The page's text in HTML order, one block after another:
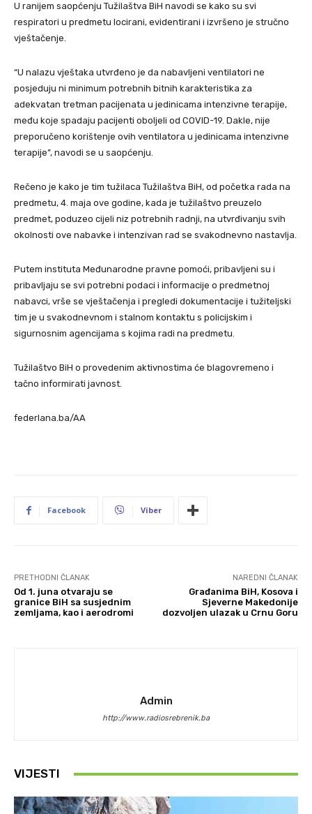
U ranijem saopćenju Tužilaštva BiH navodi se kako su svi
respiratori u predmetu locirani, evidentirani i izvršeno je stručno
vještačenje.
“U nalazu vještaka utvrđeno je da nabavljeni ventilatori ne
posjeduju ni minimum potrebnih bitnih karakteristika za
adekvatan tretman pacijenata u jedinicama intenzivne terapije,
među koje spadaju pacijenti oboljeli od COVID-19. Dakle, nije
preporučeno korištenje ovih ventilatora u jedinicama intenzivne
terapije”, navodi se u saopćenju.
Rečeno je kako je tim tužilaca Tužilaštva BiH, od početka rada na
predmetu, 4. maja ove godine, kada je tužilaštvo preuzelo
predmet, poduzeo cijeli niz potrebnih radnji, na utvrđivanju svih
okolnosti ove nabavke i intenzivan rad se svakodnevno nastavlja.
Putem instituta Međunarodne pravne pomoći, pribavljeni su i
pribavljaju se svi potrebni podaci i informacije o predmetnoj
nabavci, vrše se vještačenja i pregledi dokumentacije i tužiteljski
tim je u svakodnevnom i stalnom kontaktu s policijskim i
sigurnosnim agencijama s kojima radi na predmetu.
Tužilaštvo BiH o provedenim aktivnostima će blagovremeno i
tačno informirati javnost.
federlana.ba/AA
Facebook Viber
PRETHODNI ČLANAK
Od 1. juna otvaraju se
granice BiH sa susjednim
zemljama, kao i aerodromi
NAREDNI ČLANAK
Građanima BiH, Kosova i
Sjeverne Makedonije
dozvoljen ulazak u Crnu Goru
Admin
http://www.radiosrebrenik.ba
VIJESTI